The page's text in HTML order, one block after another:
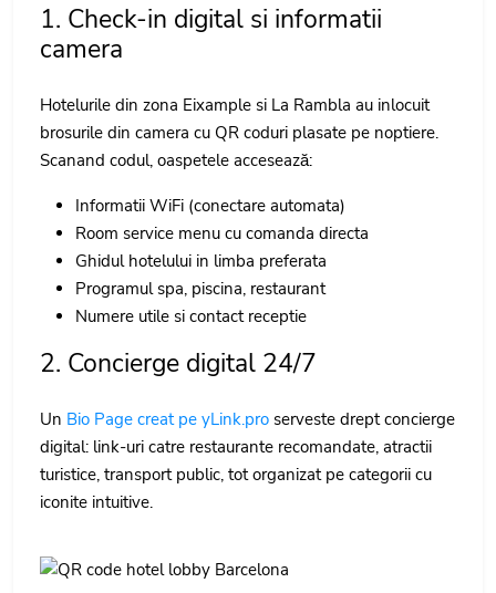
1. Check-in digital si informatii
camera
Hotelurile din zona Eixample si La Rambla au inlocuit
brosurile din camera cu QR coduri plasate pe noptiere.
Scanand codul, oaspetele accesează:
Informatii WiFi (conectare automata)
Room service menu cu comanda directa
Ghidul hotelului in limba preferata
Programul spa, piscina, restaurant
Numere utile si contact receptie
2. Concierge digital 24/7
Un Bio Page creat pe yLink.pro serveste drept concierge
digital: link-uri catre restaurante recomandate, atractii
turistice, transport public, tot organizat pe categorii cu
iconite intuitive.